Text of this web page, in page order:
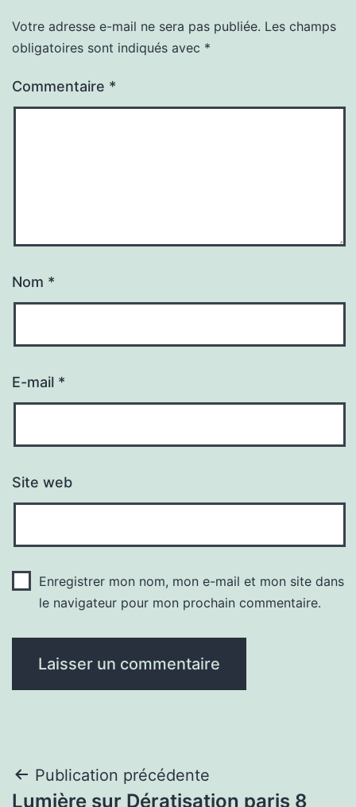
Votre adresse e-mail ne sera pas publiée. Les champs
obligatoires sont indiqués avec *
Commentaire *
Nom *
E-mail *
Site web
Enregistrer mon nom, mon e-mail et mon site dans
le navigateur pour mon prochain commentaire.
Navigation
Publication précédente
Lumière sur Dératisation paris 8